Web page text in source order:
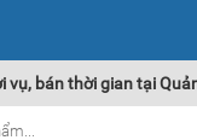
vụ, bán thời gian tại